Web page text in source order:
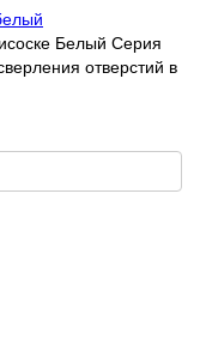
Белый Серия
отверстий в